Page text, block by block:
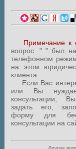
Примечание к
вопрос: " " был
телефонном
на этом
клиента.
Если Вас
или Вы
консультации,
задать его,
форму для
консультации на
Другие